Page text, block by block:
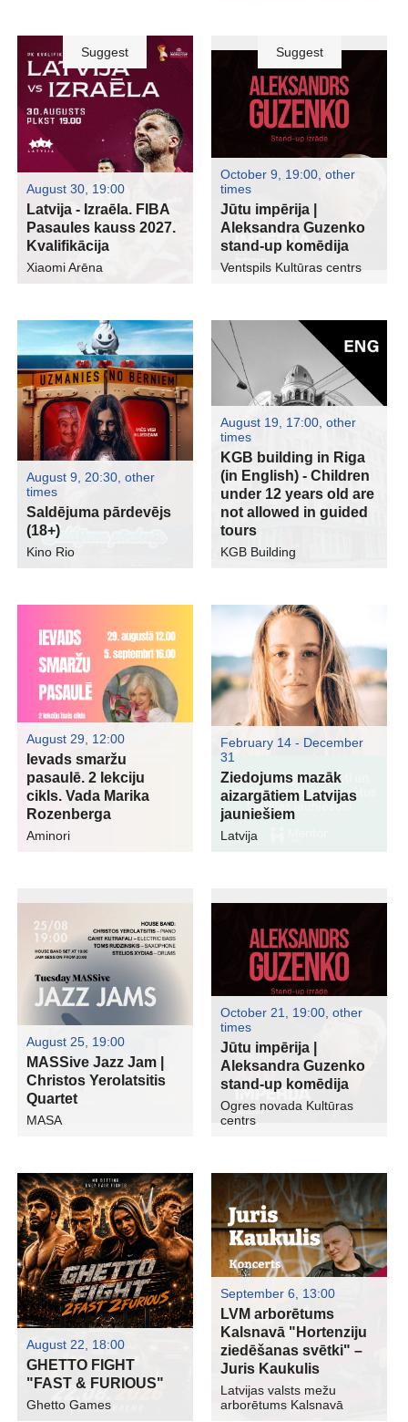
Suggest
August 30, 19:00
Latvija - Izraēla. FIBA
Pasaules kauss 2027.
Kvalifikācija
Xiaomi Arēna
Suggest
October 9, 19:00 ,other
times
Jūtu impērija |
Aleksandra Guzenko
stand-up komēdija
Ventspils Kultūras centrs
August 9, 20:30 other
times
Saldējuma pārdevējs
(18+)
Kino Rio
August 19, 17:00 ,other
times
KGB building in Riga
(in English) - Children
under 12 years old are
not allowed in guided
tours
KGB Building
August 29, 12:00
Ievads smaržu
pasaulē. 2 lekciju
cikls. Vada Marika
Rozenberga
Aminori
February 14 - December
31
Ziedojums mazāk
aizargātiem Latvijas
jauniešiem
Latvija
August 25, 19:00
MASSive Jazz Jam |
Christos Yerolatsitis
Quartet
MASA
October 21, 19:00 ,other
times
Jūtu impērija |
Aleksandra Guzenko
stand-up komēdija
Ogres novada Kultūras
centrs
August 22, 18:00
GHETTO FIGHT
"FAST & FURIOUS"
Ghetto Games
September 6, 13:00
LVM arborētums
Kalsnavā "Hortenziju
ziedēšanas svētki" –
Juris Kaukulis
Latvijas valsts mežu
arborētums Kalsnavā